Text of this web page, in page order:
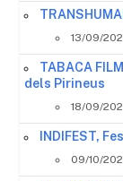
13/09/
TABACA
dels Pirineus
18/09/
INDIFEST,
09/10/